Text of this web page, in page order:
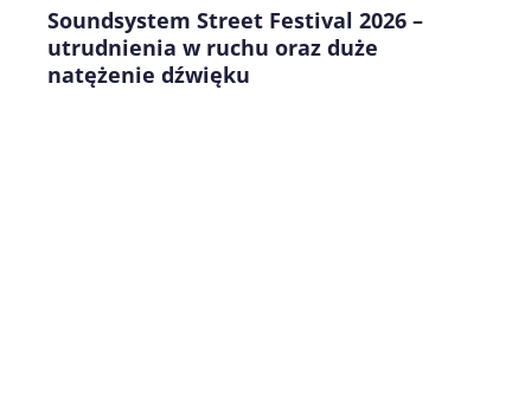
Soundsystem Street Festival 2026 –
utrudnienia w ruchu oraz duże
natężenie dźwięku